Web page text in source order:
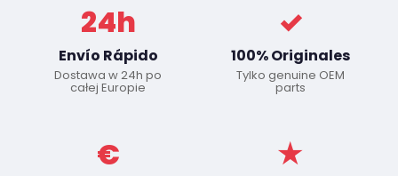
24h
Envío Rápido
Dostawa w 24h po
całej Europie
✓
100% Originales
Tylko genuine OEM
parts
€ ★